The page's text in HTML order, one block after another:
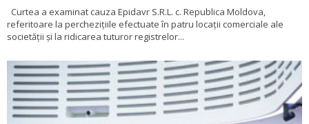
Curtea a examinat cauza Epidavr S.R.L. c. Republica Moldova,
referitoare la perchezițiile efectuate în patru locații comerciale ale
societății și la ridicarea tuturor registrelor...